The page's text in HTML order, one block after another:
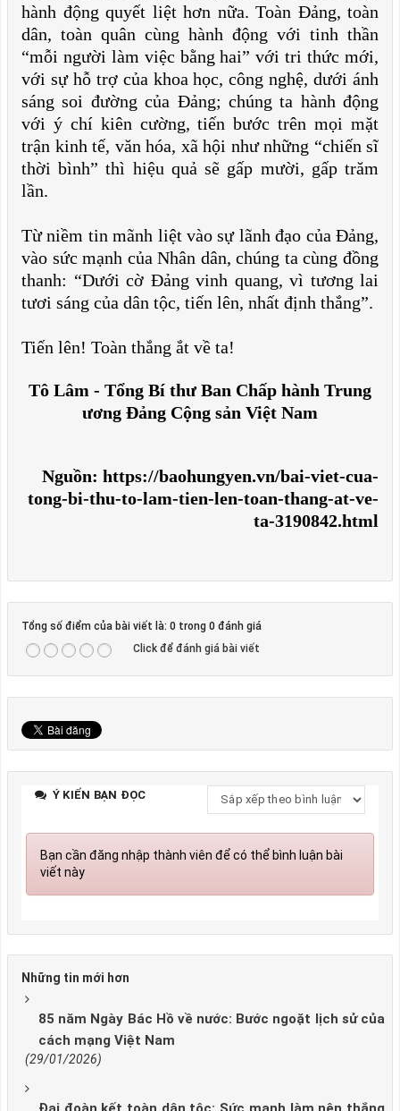
hành động quyết liệt hơn nữa. Toàn Đảng, toàn
dân, toàn quân cùng hành động với tinh thần
“mỗi người làm việc bằng hai” với tri thức mới,
với sự hỗ trợ của khoa học, công nghệ, dưới ánh
sáng soi đường của Đảng; chúng ta hành động
với ý chí kiên cường, tiến bước trên mọi mặt
trận kinh tế, văn hóa, xã hội như những “chiến sĩ
thời bình” thì hiệu quả sẽ gấp mười, gấp trăm
lần.
Từ niềm tin mãnh liệt vào sự lãnh đạo của Đảng,
vào sức mạnh của Nhân dân, chúng ta cùng đồng
thanh: “Dưới cờ Đảng vinh quang, vì tương lai
tươi sáng của dân tộc, tiến lên, nhất định thắng”.
Tiến lên! Toàn thắng ắt về ta!
Tô Lâm - Tổng Bí thư Ban Chấp hành Trung
ương Đảng Cộng sản Việt Nam
Nguồn: https://baohungyen.vn/bai-viet-cua-
tong-bi-thu-to-lam-tien-len-toan-thang-at-ve-
ta-3190842.html
Tổng số điểm của bài viết là: 0 trong 0 đánh giá
Click để đánh giá bài viết
Ý KIẾN BẠN ĐỌC
Bạn cần đăng nhập thành viên để có thể bình luận bài
viết này
Những tin mới hơn
85 năm Ngày Bác Hồ về nước: Bước ngoặt lịch sử của
cách mạng Việt Nam
(29/01/2026)